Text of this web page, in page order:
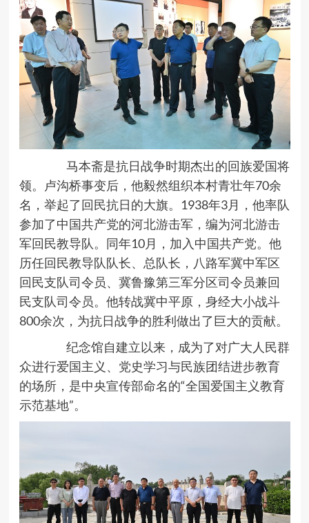
马本斋是抗日战争时期杰出的回族爱国将
领。卢沟桥事变后，他毅然组织本村青壮年70余
名，举起了回民抗日的大旗。1938年3月，他率队
参加了中国共产党的河北游击军，编为河北游击
军回民教导队。同年10月，加入中国共产党。他
历任回民教导队队长、总队长，八路军冀中军区
回民支队司令员、冀鲁豫第三军分区司令员兼回
民支队司令员。他转战冀中平原，身经大小战斗
800余次，为抗日战争的胜利做出了巨大的贡献。
纪念馆自建立以来，成为了对广大人民群
众进行爱国主义、党史学习与民族团结进步教育
的场所，是中央宣传部命名的“全国爱国主义教育
示范基地”。